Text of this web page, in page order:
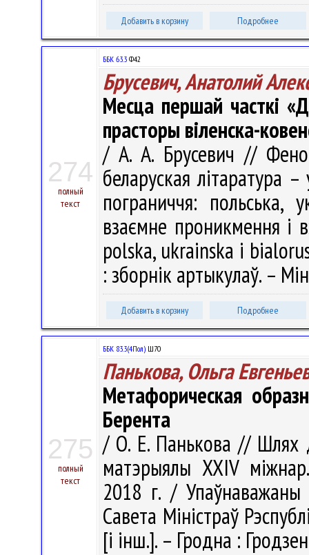
Добавить в корзину Подробнее
274
полный
текст
ББК 63.3 Ф42
Брусевич, Анатолий
Месца першай часткі
прасторы вiленска-
/ А. А. Брусевич //
беларуская літаратура
пограниччя: польська,
взаємне проникмення і
polska, ukrainska i
: зборнік артыкулаў. –
Добавить в корзину Подробнее
275
полный
текст
ББК 83.3(4Пол) Ш70
Панькова, Ольга
Метафорическая
Берента
/ О. Е. Панькова // Шлях
матэрыялы XXIV
2018 г. / Упаўнаважаны
Савета Міністраў
[і інш.]. – Гродна :